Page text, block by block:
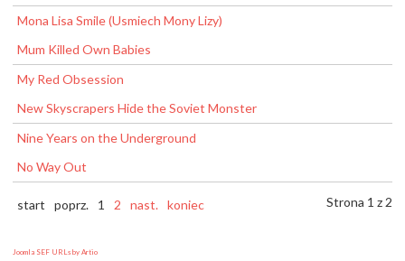
Mona Lisa Smile (Usmiech Mony Lizy)
Mum Killed Own Babies
My Red Obsession
New Skyscrapers Hide the Soviet Monster
Nine Years on the Underground
No Way Out
Strona 1 z 2
start poprz. 1 2 nast. koniec
Joomla SEF URLs by Artio